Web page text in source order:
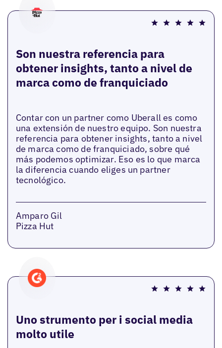
Son nuestra referencia para
obtener insights, tanto a nivel de
marca como de franquiciado
Contar con un partner como Uberall es como
una extensión de nuestro equipo. Son nuestra
referencia para obtener insights, tanto a nivel
de marca como de franquiciado, sobre qué
más podemos optimizar. Eso es lo que marca
la diferencia cuando eliges un partner
tecnológico.
Amparo Gil
Pizza Hut
Uno strumento per i social media
molto utile